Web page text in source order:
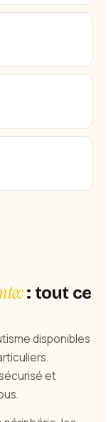
: tout ce
disponibles
et